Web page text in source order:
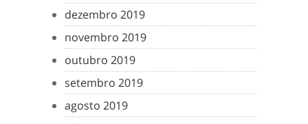
dezembro 2019
novembro 2019
outubro 2019
setembro 2019
agosto 2019